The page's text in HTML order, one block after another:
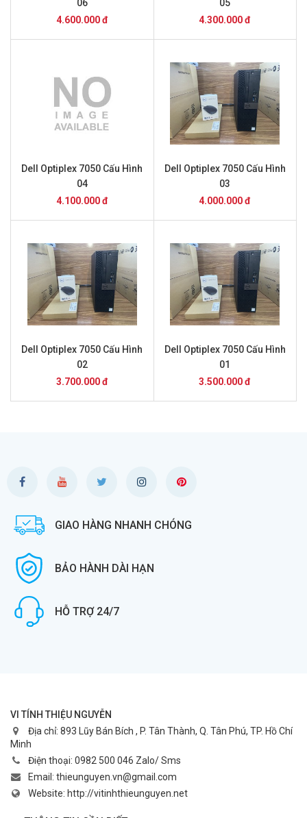
06
4.600.000 đ
05
4.300.000 đ
Dell Optiplex 7050 Cấu Hình
04
4.100.000 đ
Dell Optiplex 7050 Cấu Hình
03
4.000.000 đ
Dell Optiplex 7050 Cấu Hình
02
3.700.000 đ
Dell Optiplex 7050 Cấu Hình
01
3.500.000 đ
GIAO HÀNG NHANH CHÓNG
BẢO HÀNH DÀI HẠN
HỖ TRỢ 24/7
VI TÍNH THIỆU NGUYỄN
Địa chỉ: 893 Lũy Bán Bích , P. Tân Thành, Q. Tân Phú, TP. Hồ Chí
Minh
Điện thoại: 0982 500 046 Zalo/ Sms
Email: thieunguyen.vn@gmail.com
Website: http://vitinhthieunguyen.net